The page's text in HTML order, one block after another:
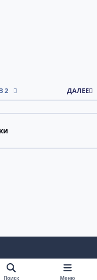
ДАЛЕЕ
2
v
Поиск Меню